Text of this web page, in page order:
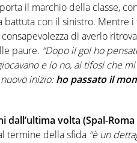
il marchio della classe,
battuta con il sinistro. Mentre
di averlo
paure. “Dopo il gol ho
e io no, ai tifosi che
inizio:ho passato il
dall’ultima volta (Spal-
termine della sfida “è un